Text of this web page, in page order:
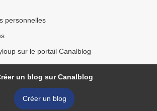
personnelles
sur le portail Canalblog
un blog sur Canalblog
Créer un blog